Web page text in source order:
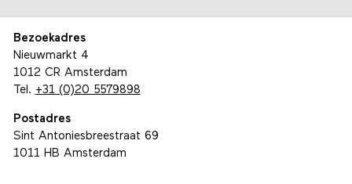
Bezoekadres
Nieuwmarkt 4
1012 CR Amsterdam
Tel. +31 (0)20 5579898
Postadres
Sint Antoniesbreestraat 69
1011 HB Amsterdam